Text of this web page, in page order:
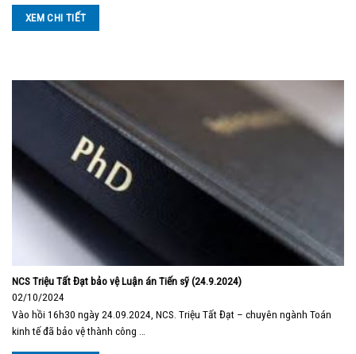
XEM CHI TIẾT
NCS Triệu Tất Đạt bảo vệ Luận án Tiến sỹ (24.9.2024)
02/10/2024
Vào hồi 16h30 ngày 24.09.2024, NCS. Triệu Tất Đạt – chuyên ngành Toán
kinh tế đã bảo vệ thành công …